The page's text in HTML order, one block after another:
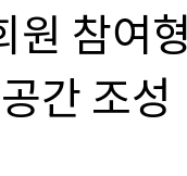
원 참여
간 조성